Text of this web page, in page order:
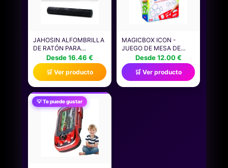
JAHOSIN ALFOMBRILLA
DE RATÓN PARA
JUEGOS BORDES
COSIDOS,
ALFOMBRILLA DE
RATÓN EXTENDIDA
[70X30CM] CON BASE
DE GOMA NATURAL
ANTIDESLIZANTE PARA
JUGADORES/ESCRITORIO/OFICINA/HOGAR
70X30 BLION02
Desde 16.46 €
🛒 Ver producto
MAGICBOX ICON -
JUEGO DE MESA DE
DIBUJO | PARTY GAME
PARA JUGAR CON
AMIGOS Y FAMILIA - DE
2 A 6 JUGADORES |
DIVERSIÓN Y RISAS
Desde 12.00 €
🛒 Ver producto
💡 Te puede gustar